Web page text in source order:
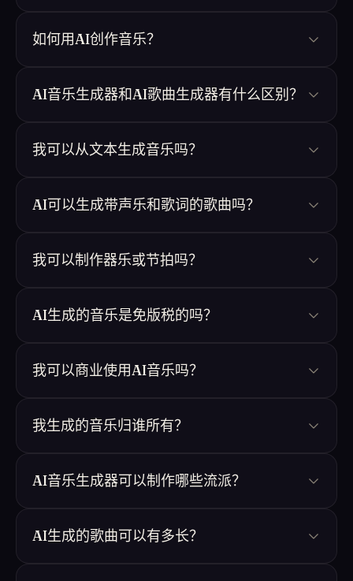
如何用AI创作音乐？
AI音乐生成器和AI歌曲生成器有什么区别？
我可以从文本生成音乐吗？
AI可以生成带声乐和歌词的歌曲吗？
我可以制作器乐或节拍吗？
AI生成的音乐是免版税的吗？
我可以商业使用AI音乐吗？
我生成的音乐归谁所有？
AI音乐生成器可以制作哪些流派？
AI生成的歌曲可以有多长？